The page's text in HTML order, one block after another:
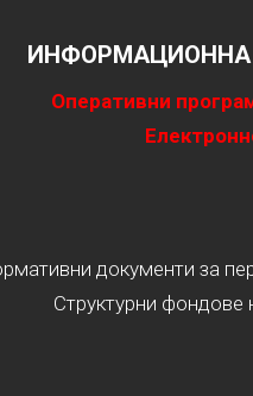
ИНФОРМАЦИОННА
Оперативни
документи за
Структурни фондове